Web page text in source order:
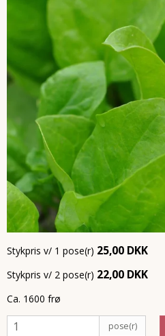
Stykpris v/ 1 pose(r) 25,00 DKK
Stykpris v/ 2 pose(r) 22,00 DKK
Ca. 1600 frø
pose(r)